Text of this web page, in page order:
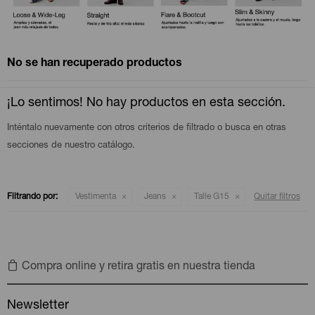
No se han recuperado productos
¡Lo sentimos! No hay productos en esta sección.
Inténtalo nuevamente con otros criterios de filtrado o busca en otras
secciones de nuestro catálogo.
Filtrando por: Vestimenta Jeans Talle G15 Quitar filtros
Compra online y retira gratis en nuestra tienda
Newsletter
Camperas
Musculosas
Shorts
Vestidos y polleras
Calzas
Camperas
Chalecos
Shorts
Ropa interior
Camperas
Chalecos
Ropa interior
Pijamas
Camperas
Pijamas
Sets
Sets